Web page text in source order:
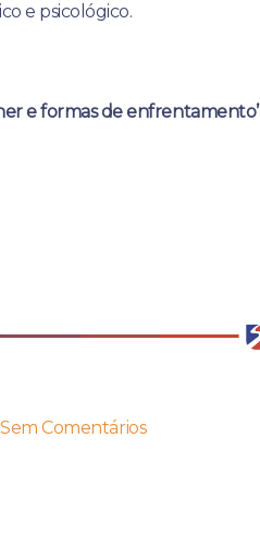
e psicológico.
e formas de enfrentamento’
Sem Comentários